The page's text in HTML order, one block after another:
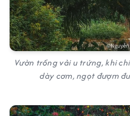
Vườn trồng vải u trứng, khi
dày cơm, ngọt đượm